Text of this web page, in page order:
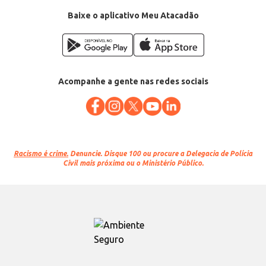
Baixe o aplicativo Meu Atacadão
Acompanhe a gente nas redes sociais
Racismo é crime. Denuncie. Disque 100 ou procure a Delegacia de Polícia
Civil mais próxima ou o Ministério Público.